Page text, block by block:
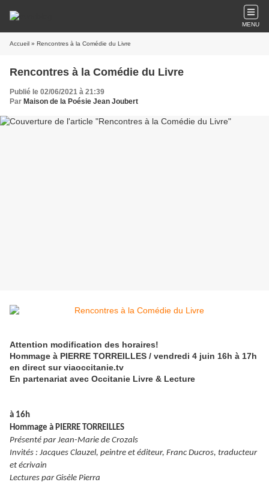
MENU
Accueil » Rencontres à la Comédie du Livre
Rencontres à la Comédie du Livre
Publié le 02/06/2021 à 21:39
Par Maison de la Poésie Jean Joubert
Attention modification des horaires!
Hommage à PIERRE TORREILLES / vendredi 4 juin 16h à 17h
en direct sur viaoccitanie.tv
En partenariat avec Occitanie Livre & Lecture
à 16h
Hommage à PIERRE TORREILLES
Présenté par Jean-Marie de Crozals
Invités : Jacques Clauzel, peintre et éditeur, Franc Ducros, traducteur
et écrivain
Lectures par Gisèle Pierra